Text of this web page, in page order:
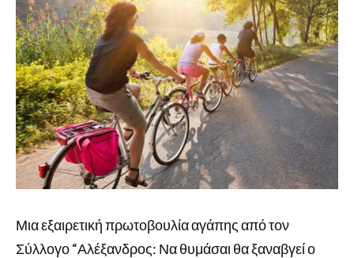
Μια εξαιρετική πρωτοβουλία αγάπης από τον
Σύλλογο “Αλέξανδρος: Να θυμάσαι θα ξαναβγεί ο